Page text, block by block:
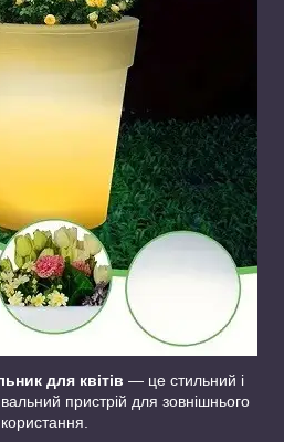
для квітів — це стильний і
пристрій для зовнішнього